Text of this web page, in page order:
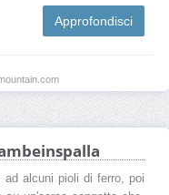
Approfondisci
ad alcuni pioli di ferro, poi